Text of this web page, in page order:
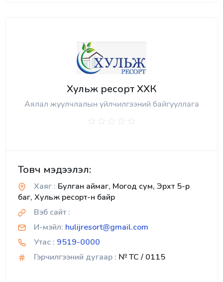
Хульж ресорт ХХК
Аялал жуулчлалын үйлчилгээний байгууллага
Товч мэдээлэл:
Хаяг : Булган аймаг, Могод сум, Эрхт 5-р
баг, Хульж ресорт-н байр
Вэб сайт :
И-мэйл: hulijresort@gmail.com
Утас : 9519-0000
Гэрчилгээний дугаар : № TC / 0115